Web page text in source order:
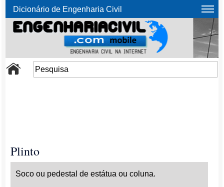
Dicionário de Engenharia Civil
Plinto
Soco ou pedestal de estátua ou coluna.